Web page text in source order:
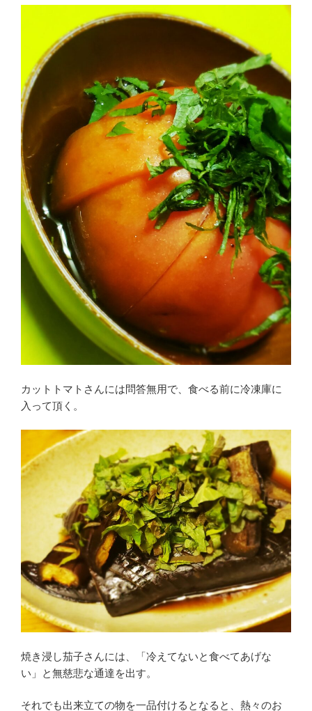
カットトマトさんには問答無用で、食べる前に冷凍庫に
入って頂く。
焼き浸し茄子さんには、「冷えてないと食べてあげな
い」と無慈悲な通達を出す。
それでも出来立ての物を一品付けるとなると、熱々のお